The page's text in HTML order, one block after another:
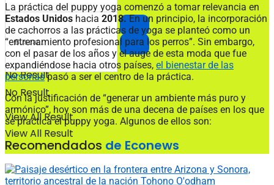
No Result
View All Result
No Result
View All Result
La práctica del puppy yoga comenzó a tomar relevancia en
Estados Unidos hacia 2018.En un principio, la incorporación
de cachorros a las prácticas de yoga se planteó como un
“entrenamiento profesional para los perros”. Sin embargo,
con el pasar de los años y el auge de esta moda que fue
expandiéndose hacia otros países, el bienestar de las
personaspasó a ser el centro de la práctica.
Con la justificación de “generar un ambiente más puro y
armónico”, hoy son más de una decena de países en los que
se practica el puppy yoga. Algunos de ellos son:
Recomendados de Econews